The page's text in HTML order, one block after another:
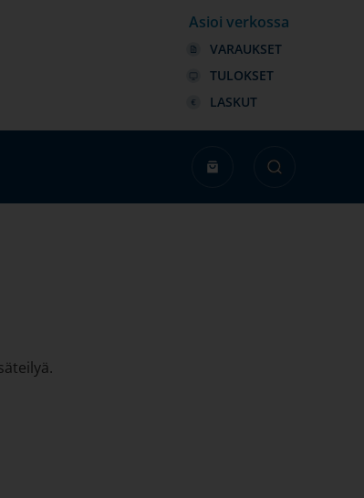
Asioi verkossa
VARAUKSET
TULOKSET
LASKUT